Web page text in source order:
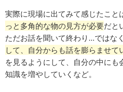
実際に現場に出てみて感じたこと
っと多角的な物の見方が必要だと
ただお話を聞いて終わり…ではなく
して、自分からも話を膨らませて
を見るようにして、自分の中に
知識を増やしていくなど。